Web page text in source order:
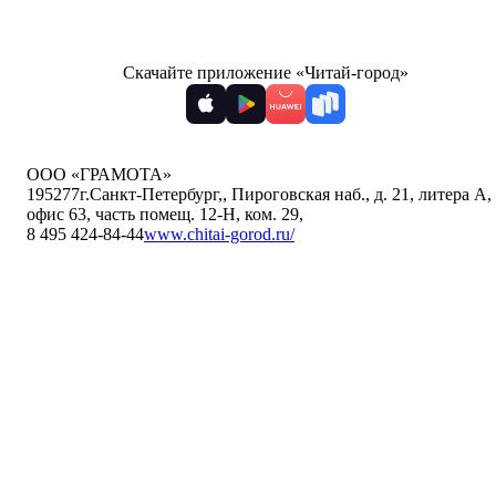
Скачайте приложение «Читай-город»
ООО «ГРАМОТА»
195277г.Санкт-Петербург,, Пироговская наб., д. 21, литера А,
офис 63, часть помещ. 12-Н, ком. 29,
8 495 424-84-44www.chitai-gorod.ru/